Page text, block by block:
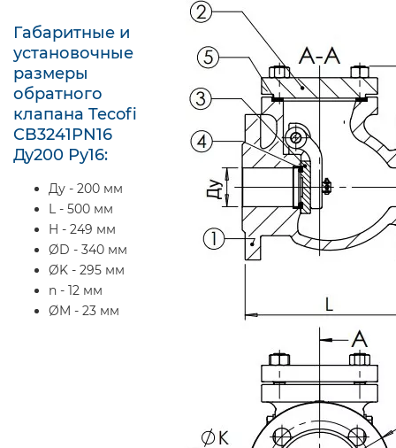
Габаритные и
установочные
размеры
обратного
клапана Tecofi
CB3241PN16
Ду200 Ру16:
Ду - 200 мм
L - 500 мм
H - 249 мм
ØD - 340 мм
ØK - 295 мм
n - 12 мм
ØM - 23 мм